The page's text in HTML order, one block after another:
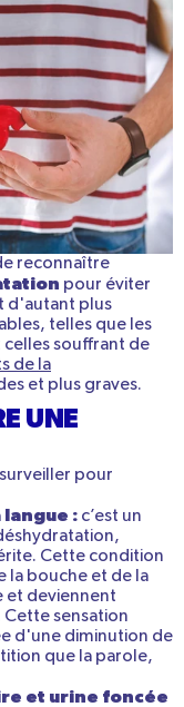
reconnaître
pour éviter
d'autant plus
telles que les
celles souffrant de
de la
et plus graves.
UNE
pour
langue : c’est un
Cette condition
la bouche et de la
et deviennent
sensation
d'une diminution de
que la parole,
et urine foncée